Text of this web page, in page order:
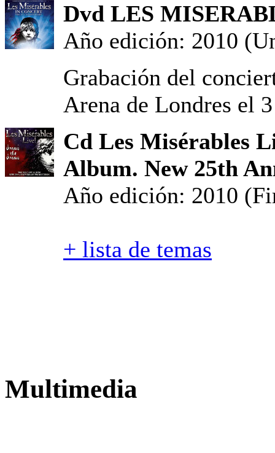
Dvd LES
Año edición: 2010
Grabación del
Arena de Londres el
Cd Les Misérables
Album. New 25th
Año edición: 2010
+ lista de temas
Multimedia